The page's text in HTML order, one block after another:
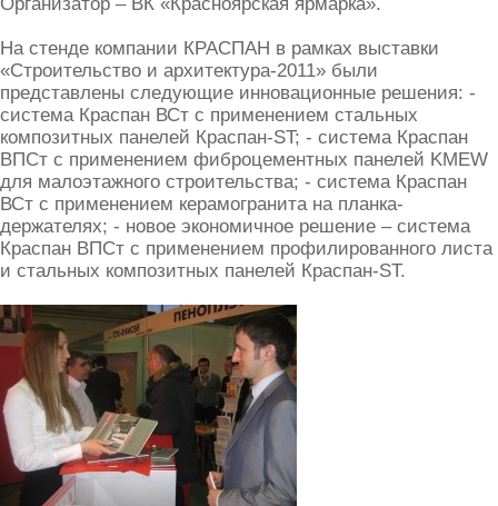
На стенде компании КРАСПАН в рамках выставки
«Строительство и архитектура-2011» были
представлены следующие инновационные решения: -
система Краспан ВСт с применением стальных
композитных панелей Краспан-ST; - система Краспан
ВПСт с применением фиброцементных панелей KMEW
для малоэтажного строительства; - система Краспан
ВСт с применением керамогранита на планка-
держателях; - новое экономичное решение – система
Краспан ВПСт с применением профилированного листа
и стальных композитных панелей Краспан-ST.